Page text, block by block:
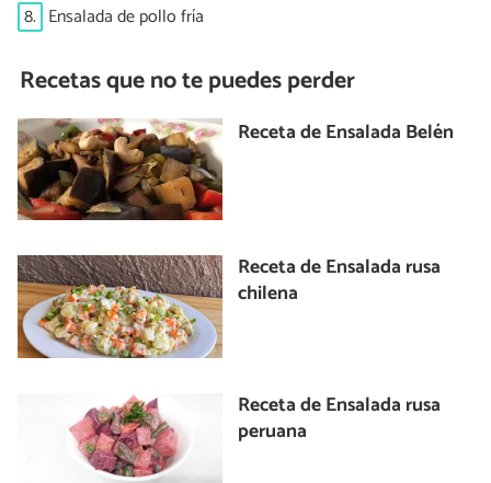
8. Ensalada de pollo fría
Recetas que no te puedes perder
Receta de Ensalada Belén
Receta de Ensalada rusa
chilena
Receta de Ensalada rusa
peruana